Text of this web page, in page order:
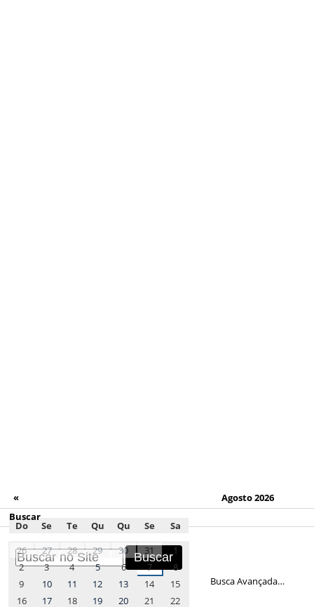
Buscar
Busca Avançada…
« Agosto 2026
Do Se Te Qu Qu Se
Sa
26
27 28 29 30 31
1
2
3 4 5 6 7
8
9
10 11 12 13 14
15
16
17 18 19 20 21 22